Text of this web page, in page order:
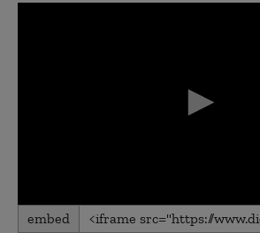
0
seconds
embed